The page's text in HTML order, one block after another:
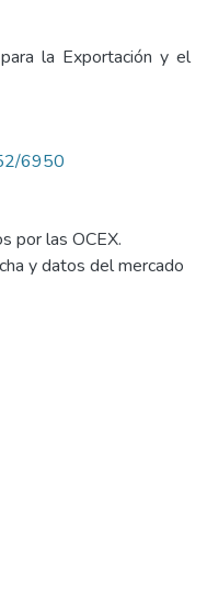
la Exportación y el
6950
por las OCEX.
y datos del mercado